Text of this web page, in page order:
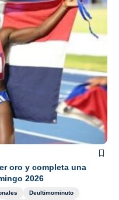
oro y completa una
2026
Deultimominuto